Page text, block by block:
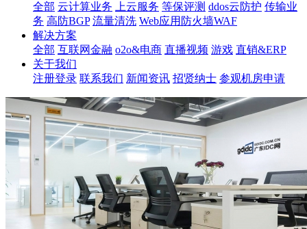
全部 云计算业务 上云服务 等保评测 ddos云防护 传输业
务 高防BGP 流量清洗 Web应用防火墙WAF
解决方案
全部 互联网金融 o2o&电商 直播视频 游戏 直销&ERP
关于我们
注册登录 联系我们 新闻资讯 招贤纳士 参观机房申请